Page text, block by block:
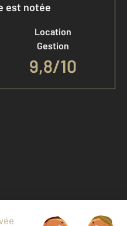
est notée
Location
Gestion
9,8/10